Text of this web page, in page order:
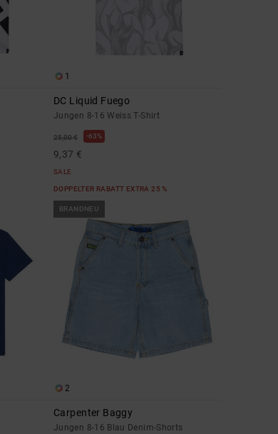
1
DC Liquid Fuego
Jungen 8-16 Weiss T-Shirt
25,00 € 63%
9,37 €
SALE
DOPPELTER RABATT EXTRA 25 %
BRANDNEU
2
Carpenter Baggy
Jungen 8-16 Blau Denim-Shorts